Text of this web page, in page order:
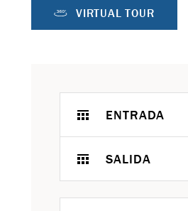
VIRTUAL TOUR
ENTRADA
SALIDA